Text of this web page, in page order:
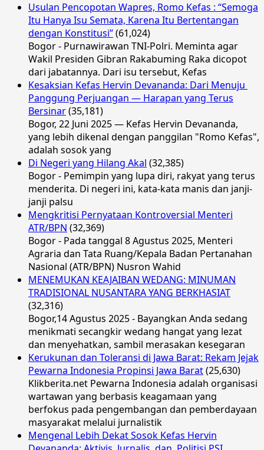
Usulan Pencopotan Wapres, Romo Kefas : “Semoga
Itu Hanya Isu Semata, Karena Itu Bertentangan
dengan Konstitusi”(61,024)
Bogor - Purnawirawan TNI-Polri. Meminta agar
Wakil Presiden Gibran Rakabuming Raka dicopot
dari jabatannya. Dari isu tersebut, Kefas
Kesaksian Kefas Hervin Devananda: Dari Menuju
Panggung Perjuangan — Harapan yang Terus
Bersinar(35,181)
Bogor, 22 Juni 2025 — Kefas Hervin Devananda,
yang lebih dikenal dengan panggilan "Romo Kefas",
adalah sosok yang
Di Negeri yang Hilang Akal (32,385)
Bogor - Pemimpin yang lupa diri, rakyat yang terus
menderita. Di negeri ini, kata-kata manis dan janji-
janji palsu
Mengkritisi Pernyataan Kontroversial Menteri
ATR/BPN (32,369)
Bogor - Pada tanggal 8 Agustus 2025, Menteri
Agraria dan Tata Ruang/Kepala Badan Pertanahan
Nasional (ATR/BPN) Nusron Wahid
MENEMUKAN KEAJAIBAN WEDANG: MINUMAN
TRADISIONAL NUSANTARA YANG BERKHASIAT
(32,316)
Bogor,14 Agustus 2025 - Bayangkan Anda sedang
menikmati secangkir wedang hangat yang lezat
dan menyehatkan, sambil merasakan kesegaran
Kerukunan dan Toleransi di Jawa Barat: Rekam Jejak
Pewarna Indonesia Propinsi Jawa Barat(25,630)
Klikberita.net Pewarna Indonesia adalah organisasi
wartawan yang berbasis keagamaan yang
berfokus pada pengembangan dan pemberdayaan
masyarakat melalui jurnalistik
Mengenal Lebih Dekat Sosok Kefas Hervin